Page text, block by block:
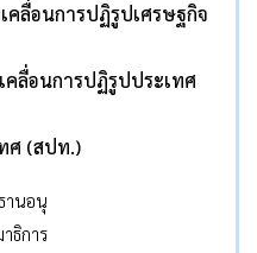
ลื่อนการปฏิรูปเศรษฐกิจ
ลื่อนการปฏิรูปประเทศ
ศ (สปท.)
านอนุ
ธิการ